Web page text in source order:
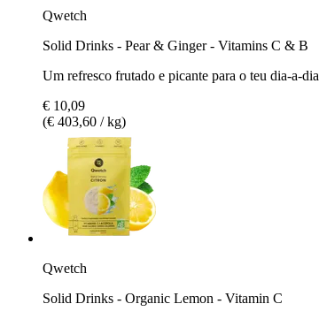
Qwetch
Solid Drinks - Pear & Ginger - Vitamins C & B
Um refresco frutado e picante para o teu dia-a-dia
€ 10,09
(€ 403,60 / kg)
Qwetch
Solid Drinks - Organic Lemon - Vitamin C